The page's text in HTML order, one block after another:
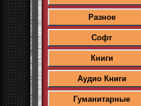
Разное
Софт
Книги
Аудио Книги
Гуманитарные